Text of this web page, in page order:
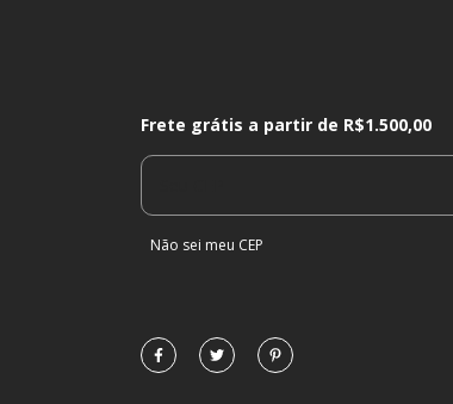
Frete grátis a partir deR$1.500,00
Frete grátis a partir de R$1.500,00
Não sei meu CEP